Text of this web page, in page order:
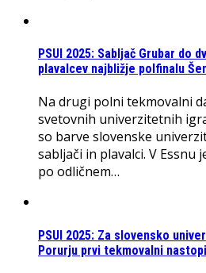
PSUI 2025: Sabljač Grubar do
plavalcev najbližje polfinalu
Na drugi polni tekmovalni
svetovnih univerzitetnih
so barve slovenske
sabljači in plavalci. V Essnu
po odličnem…
PSUI 2025: Za slovensko
Porurju prvi tekmovalni nastopi